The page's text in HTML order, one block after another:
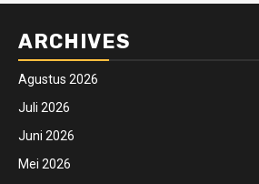
ARCHIVES
Agustus 2026
Juli 2026
Juni 2026
Mei 2026